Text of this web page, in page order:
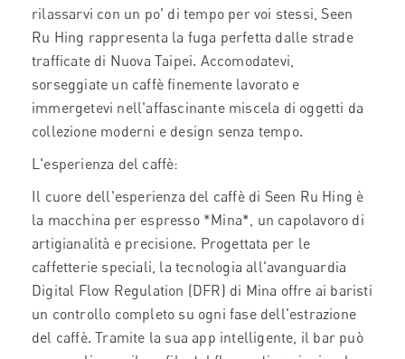
rilassarvi con un po' di tempo per voi stessi, Seen
Ru Hing rappresenta la fuga perfetta dalle strade
trafficate di Nuova Taipei. Accomodatevi,
sorseggiate un caffè finemente lavorato e
immergetevi nell'affascinante miscela di oggetti da
collezione moderni e design senza tempo.
L'esperienza del caffè:
Il cuore dell'esperienza del caffè di Seen Ru Hing è
la macchina per espresso *Mina*, un capolavoro di
artigianalità e precisione. Progettata per le
caffetterie speciali, la tecnologia all'avanguardia
Digital Flow Regulation (DFR) di Mina offre ai baristi
un controllo completo su ogni fase dell'estrazione
del caffè. Tramite la sua app intelligente, il bar può